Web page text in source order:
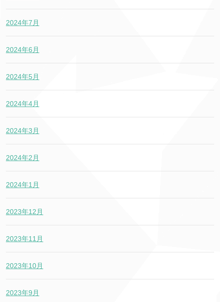
2024年7月
2024年6月
2024年5月
2024年4月
2024年3月
2024年2月
2024年1月
2023年12月
2023年11月
2023年10月
2023年9月